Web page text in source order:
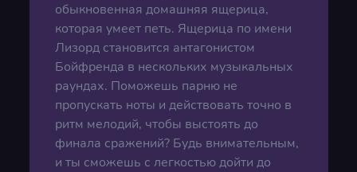
обыкновенная домашняя ящерица,
которая умеет петь. Ящерица по имени
Лизорд становится антагонистом
Бойфренда в нескольких музыкальных
раундах. Поможешь парню не
пропускать ноты и действовать точно в
ритм мелодий, чтобы выстоять до
финала сражений? Будь внимательным,
и ты сможешь с легкостью дойти до